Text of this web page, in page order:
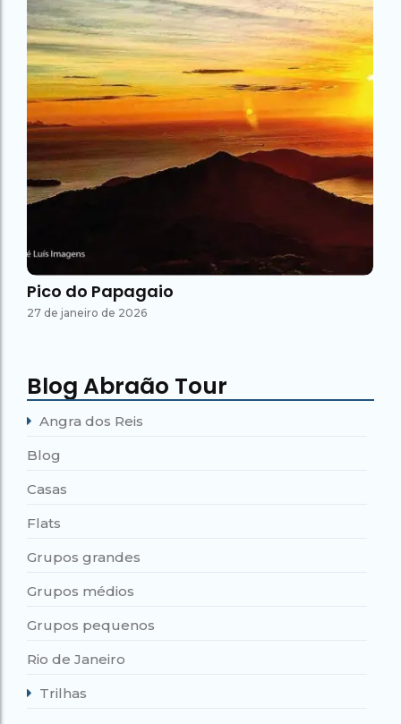
Pico do Papagaio
27 de janeiro de 2026
Blog Abraão Tour
Angra dos Reis
Blog
Casas
Flats
Grupos grandes
Grupos médios
Grupos pequenos
Rio de Janeiro
Trilhas